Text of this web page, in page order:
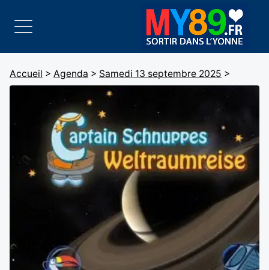
Accueil > Agenda > Samedi 13 septembre 2025 >